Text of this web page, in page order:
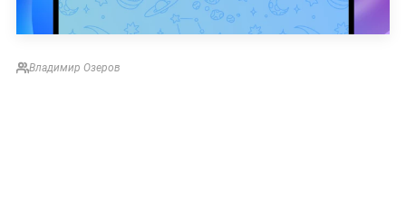
Владимир Озеров